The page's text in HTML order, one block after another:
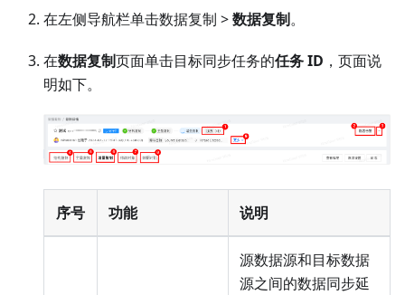
在左侧导航栏单击数据复制 >数据复制。
在数据复制页面单击目标同步任务的任务 ID ，页面说
明如下。
序号 功能 说明
源数据源和目标数据
源之间的数据同步延